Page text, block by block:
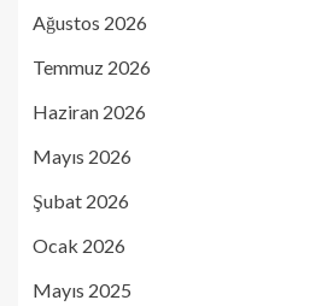
Ağustos 2026
Temmuz 2026
Haziran 2026
Mayıs 2026
Şubat 2026
Ocak 2026
Mayıs 2025